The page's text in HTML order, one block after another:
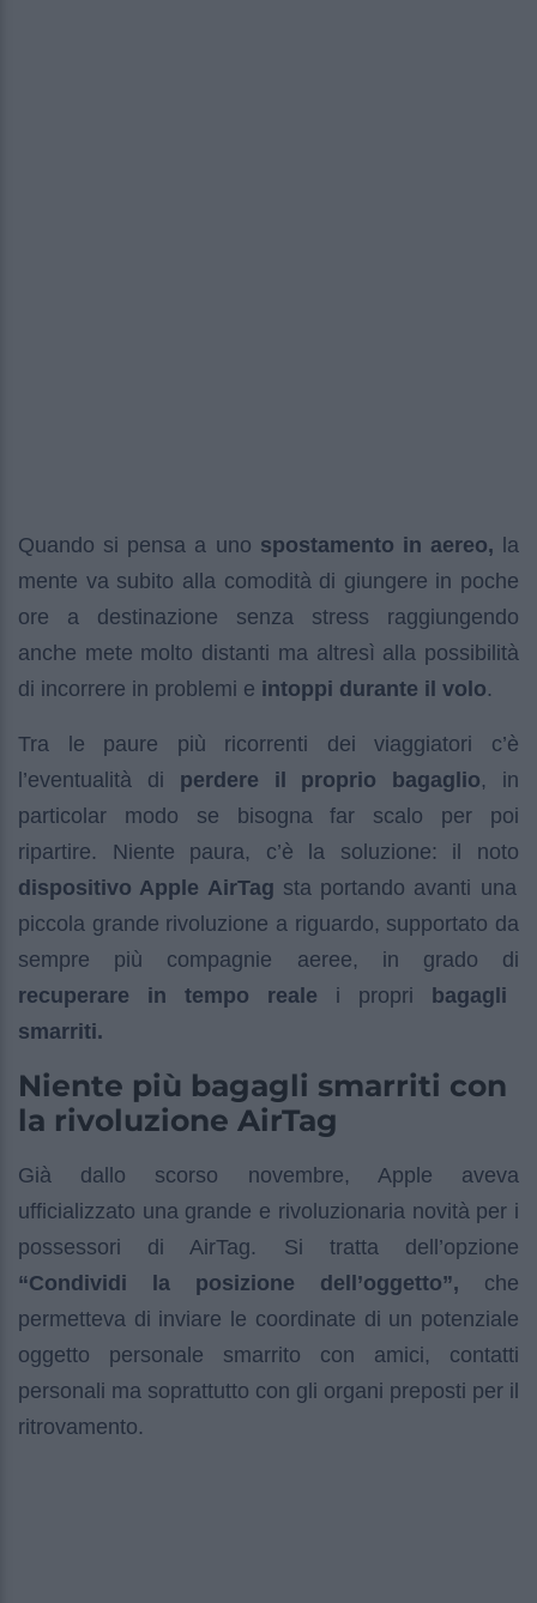
Quando si pensa a uno spostamento in aereo, la
mente va subito alla comodità di giungere in poche
ore a destinazione senza stress raggiungendo
anche mete molto distanti ma altresì alla possibilità
di incorrere in problemi e intoppi durante il volo.
Tra le paure più ricorrenti dei viaggiatori c’è
l’eventualità di perdere il proprio bagaglio, in
particolar modo se bisogna far scalo per poi
ripartire. Niente paura, c’è la soluzione: il noto
dispositivo Apple AirTag sta portando avanti una
piccola grande rivoluzione a riguardo, supportato da
sempre più compagnie aeree, in grado di
recuperare in tempo reale i propri
bagagli
smarriti.
Niente più bagagli smarriti con
la rivoluzione AirTag
Già dallo scorso novembre, Apple aveva
ufficializzato una grande e rivoluzionaria novità per i
possessori di AirTag. Si tratta dell’opzione
“Condividi la posizione dell’oggetto”, che
permetteva di inviare le coordinate di un potenziale
oggetto personale smarrito con amici, contatti
personali ma soprattutto con gli organi preposti per il
ritrovamento.